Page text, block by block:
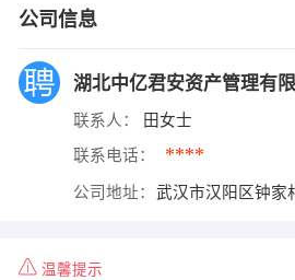
公司信息
湖北中亿君安资产管理有
联系人： 田女士
联系电话： ****
公司地址： 武汉市汉阳区钟家
温馨提示